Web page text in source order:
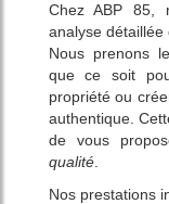
Chez ABP 85,
analyse
Nous prenons
que ce soit
propriété ou
authentique.
de vous
qualité.
Nos prestations